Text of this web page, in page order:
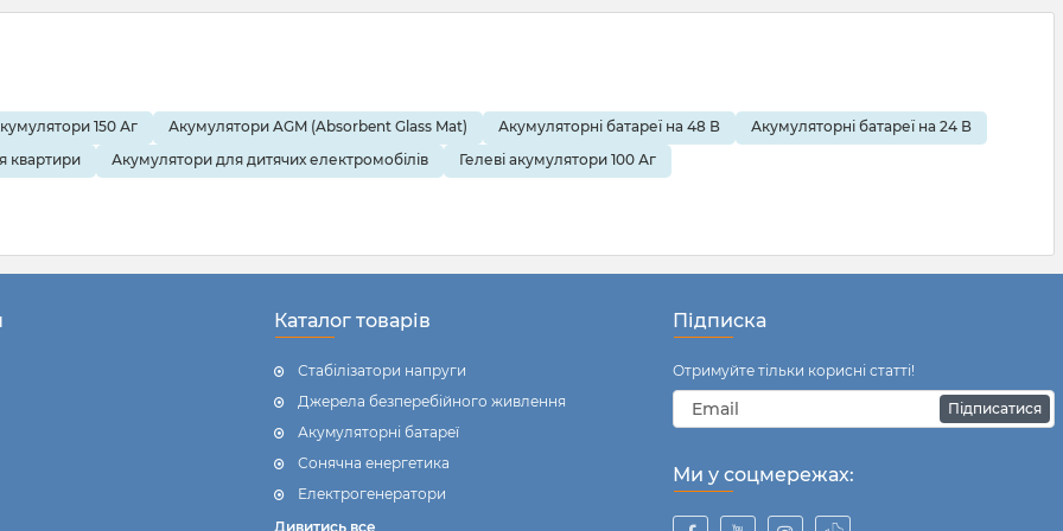
поради для паралельного та
і балансири.
150 Аг Акумулятори AGM (Absorbent Glass Mat) Акумуляторні батареї на 48 В
Акумуляторні батареї на 24 В
квартири
Акумулятори для дитячих електромобілів Гелеві акумулятори 100 Аг
Каталог товарів
Стабілізатори напруги
Джерела безперебійного живлення
Акумуляторні батареї
Сонячна енергетика
Електрогенератори
Дивитись все
Підписка
Отримуйте тільки корисні статті!
Підписатися
Ми у соцмережах: